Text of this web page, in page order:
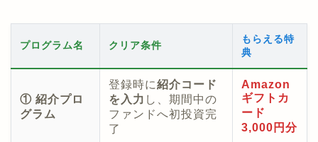
プログラム名 クリア条件
もらえる特
典
① 紹介プロ
グラム
登録時に紹介コード
を入力 し、期間中の
ファンドへ初投資完
了
Amazon
ギフトカ
ード
3,000円分